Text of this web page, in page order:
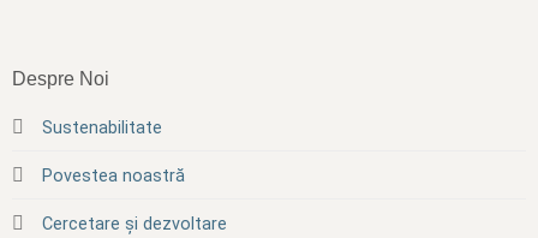
Despre Noi
Sustenabilitate
Povestea noastră
Cercetare și dezvoltare